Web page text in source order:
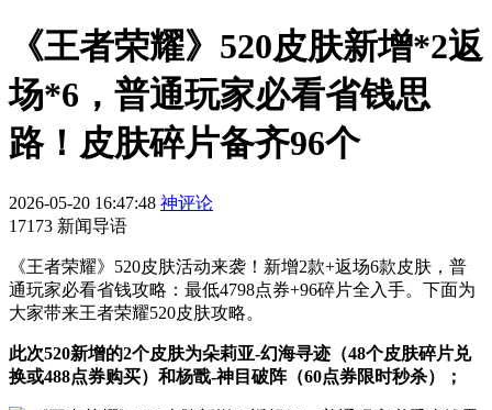
《王者荣耀》520皮肤新增*2返
场*6，普通玩家必看省钱思
路！皮肤碎片备齐96个
2026-05-20 16:47:48 神评论
17173 新闻导语
《王者荣耀》520皮肤活动来袭！新增2款+返场6款皮肤，普
通玩家必看省钱攻略：最低4798点券+96碎片全入手。下面为
大家带来王者荣耀520皮肤攻略。
此次520新增的2个皮肤为朵莉亚-幻海寻迹（48个皮肤碎片兑
换或488点券购买）和杨戬-神目破阵（60点券限时秒杀）；